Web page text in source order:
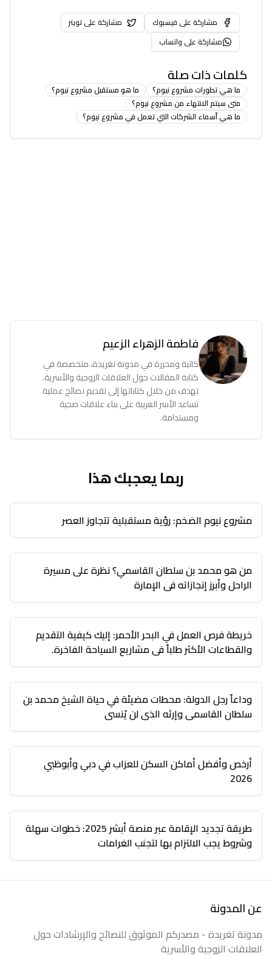
مشاركة على فيسبوك
مشاركة على تويتر
مشاركة على واتساب
كلمات ذات صلة
ما هي تطورات مشروع نيوم؟
ما هو مستقبل مشروع نيوم؟
متى سيتم الانتهاء من مشروع نيوم؟
ما هي أسماء الشركات التي تعمل في مشروع نيوم؟
فاطمة الزهراء الزعيم
كاتبة ومحررة في مدونة تغريدة، متخصصة في
كتابة المقالات حول العلاقات الزوجية والأسرية.
تهدف من خلال كتاباتها إلى تقديم نصائح عملية
تساعد الأسر العربية على بناء علاقات صحية
ومستدامة.
ربما يعجبك هذا
مشروع نيوم الضخم: رؤية مستقبلية تتجاوز العصر
من هو محمد بن سلطان القاسمي؟ نظرة على مسيرة
الراحل وأبرز إنجازاته في الإمارة
خريطة فرص العمل في البحر الأحمر: إليك كيفية التقديم
والقطاعات الأكثر طلباً في مشاريع السياحة الفاخرة.
وداعاً رجل الدولة: محطات مضيئة في حياة الشيخ محمد بن
سلطان القاسمي وإرثه الذي لن يُنسى
أرخص وأفضل أماكن السكن للعزاب في دبي وأبوظبي
2026
طريقة تجديد الإقامة عبر منصة أبشر 2025: خطوات سهلة
وشروط يجب الالتزام بها لتجنب الغرامات
عن المدونة
مدونة تغريدة - مصدركم الموثوق للنصائح والإرشادات حول
العلاقات الزوجية والأسرية